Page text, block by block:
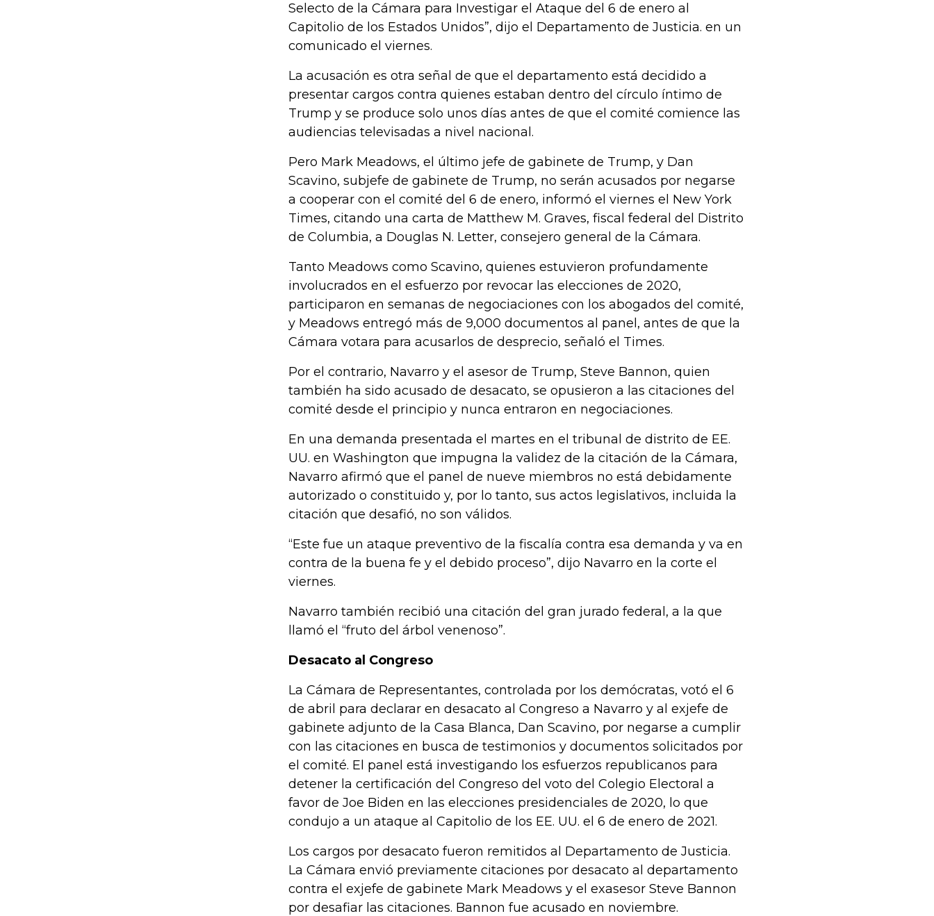
Selecto de la Cámara para Investigar el Ataque del 6 de enero al
Capitolio de los Estados Unidos”, dijo el Departamento de Justicia. en un
comunicado el viernes.
La acusación es otra señal de que el departamento está decidido a
presentar cargos contra quienes estaban dentro del círculo íntimo de
Trump y se produce solo unos días antes de que el comité comience las
audiencias televisadas a nivel nacional.
Pero Mark Meadows, el último jefe de gabinete de Trump, y Dan
Scavino, subjefe de gabinete de Trump, no serán acusados ​​por negarse
a cooperar con el comité del 6 de enero, informó el viernes el New York
Times, citando una carta de Matthew M. Graves, fiscal federal del Distrito
de Columbia, a Douglas N. Letter, consejero general de la Cámara.
Tanto Meadows como Scavino, quienes estuvieron profundamente
involucrados en el esfuerzo por revocar las elecciones de 2020,
participaron en semanas de negociaciones con los abogados del comité,
y Meadows entregó más de 9,000 documentos al panel, antes de que la
Cámara votara para acusarlos de desprecio, señaló el Times.
Por el contrario, Navarro y el asesor de Trump, Steve Bannon, quien
también ha sido acusado de desacato, se opusieron a las citaciones del
comité desde el principio y nunca entraron en negociaciones.
En una demanda presentada el martes en el tribunal de distrito de EE.
UU. en Washington que impugna la validez de la citación de la Cámara,
Navarro afirmó que el panel de nueve miembros no está debidamente
autorizado o constituido y, por lo tanto, sus actos legislativos, incluida la
citación que desafió, no son válidos.
“Este fue un ataque preventivo de la fiscalía contra esa demanda y va en
contra de la buena fe y el debido proceso”, dijo Navarro en la corte el
viernes.
Navarro también recibió una citación del gran jurado federal, a la que
llamó el “fruto del árbol venenoso”.
Desacato al Congreso
La Cámara de Representantes, controlada por los demócratas, votó el 6
de abril para declarar en desacato al Congreso a Navarro y al exjefe de
gabinete adjunto de la Casa Blanca, Dan Scavino, por negarse a cumplir
con las citaciones en busca de testimonios y documentos solicitados por
el comité. El panel está investigando los esfuerzos republicanos para
detener la certificación del Congreso del voto del Colegio Electoral a
favor de Joe Biden en las elecciones presidenciales de 2020, lo que
condujo a un ataque al Capitolio de los EE. UU. el 6 de enero de 2021.
Los cargos por desacato fueron remitidos al Departamento de Justicia.
La Cámara envió previamente citaciones por desacato al departamento
contra el exjefe de gabinete Mark Meadows y el exasesor Steve Bannon
por desafiar las citaciones. Bannon fue acusado en noviembre.